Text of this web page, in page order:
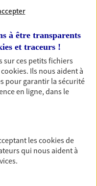
épargne : achat
ou voyage autour
rythme et
à être transparents
et traceurs !
sur ces petits fichiers
cookies. Ils nous aident à
pour garantir la sécurité
en ligne, dans le
lescookiesde
qui nous aident à